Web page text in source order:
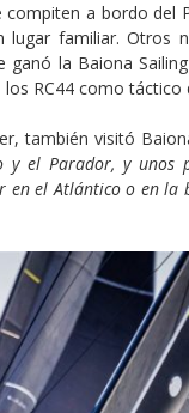
a bordo del
lugar familiar. Otros
ganó la Baiona
RC44 como táctico
también visitó
el Parador, y unos
el Atlántico o en la